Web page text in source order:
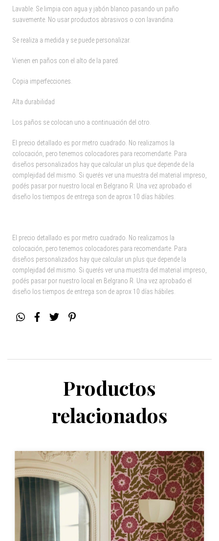
Lavable. Se limpia con agua y jabón blanco pasando un paño
suavemente. No usar productos abrasivos o con lavandina.
Se realiza a medida y se puede personalizar.
Vienen en paños con el alto de la pared.
Copia imperfecciones.
Alta durabilidad
Los paños se colocan uno a continuación del otro.
El precio detallado es por metro cuadrado. No realizamos la
colocación, pero tenemos colocadores para recomendarte. Para
diseños personalizados hay que calcular un plus que depende de la
complejidad del mismo. Si querés ver una muestra del material impreso,
podés pasar por nuestro local en Belgrano R. Una vez aprobado el
diseño los tiempos de entrega son de aprox 10 días hábiles.
El precio detallado es por metro cuadrado. No realizamos la
colocación, pero tenemos colocadores para recomendarte. Para
diseños personalizados hay que calcular un plus que depende la
complejidad del mismo. Si querés ver una muestra del material impreso,
podés pasar por nuestro local en Belgrano R. Una vez aprobado el
diseño los tiempos de entrega son de aprox 10 días hábiles.
Productos
relacionados